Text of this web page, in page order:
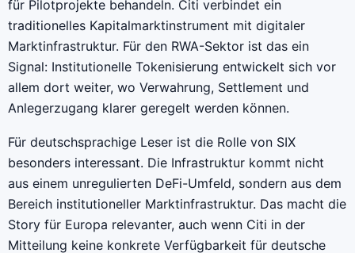
für Pilotprojekte behandeln. Citi verbindet ein
traditionelles Kapitalmarktinstrument mit digitaler
Marktinfrastruktur. Für den RWA-Sektor ist das ein
Signal: Institutionelle Tokenisierung entwickelt sich vor
allem dort weiter, wo Verwahrung, Settlement und
Anlegerzugang klarer geregelt werden können.
Für deutschsprachige Leser ist die Rolle von SIX
besonders interessant. Die Infrastruktur kommt nicht
aus einem unregulierten DeFi-Umfeld, sondern aus dem
Bereich institutioneller Marktinfrastruktur. Das macht die
Story für Europa relevanter, auch wenn Citi in der
Mitteilung keine konkrete Verfügbarkeit für deutsche